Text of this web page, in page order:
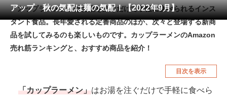
工具・DIY 本・DVD・CD
生活家電 生活用品
空調・季節家電 美容・コスメ
釣り具・釣り用品 食品・飲料・お酒
アップ 秋の気配は麺の気配！【2022年9月】
「カップラーメン」はお湯を注ぐだけで手軽に食べられるインス
タント食品。長年愛される定番商品のほか、次々と登場する新商
品を試してみるのも楽しいものです。カップラーメンのAmazon
売れ筋ランキングと、おすすめ商品を紹介！
目次を表示
「カップラーメン」はお湯を注ぐだけで手軽に食べら